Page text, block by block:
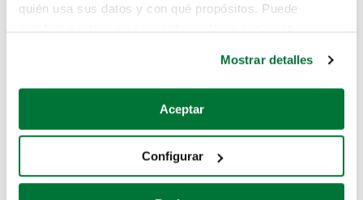
quién usa sus datos y con qué propósitos. Puede
Si lo permite, también quisiéramos:
Recopilar información sobre su ubicación geográfica
Identificar su dispositivo analizándolo activamente
para buscar características específicas (huellas
Mostrar detalles
Aceptar
Configurar
buscando en alguno de estos enlaces:
Coches de segunda mano
Coches de km0